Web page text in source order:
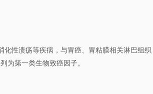
性溃疡等疾病，与胃癌、胃粘膜相关淋巴组织
为第一类生物致癌因子。